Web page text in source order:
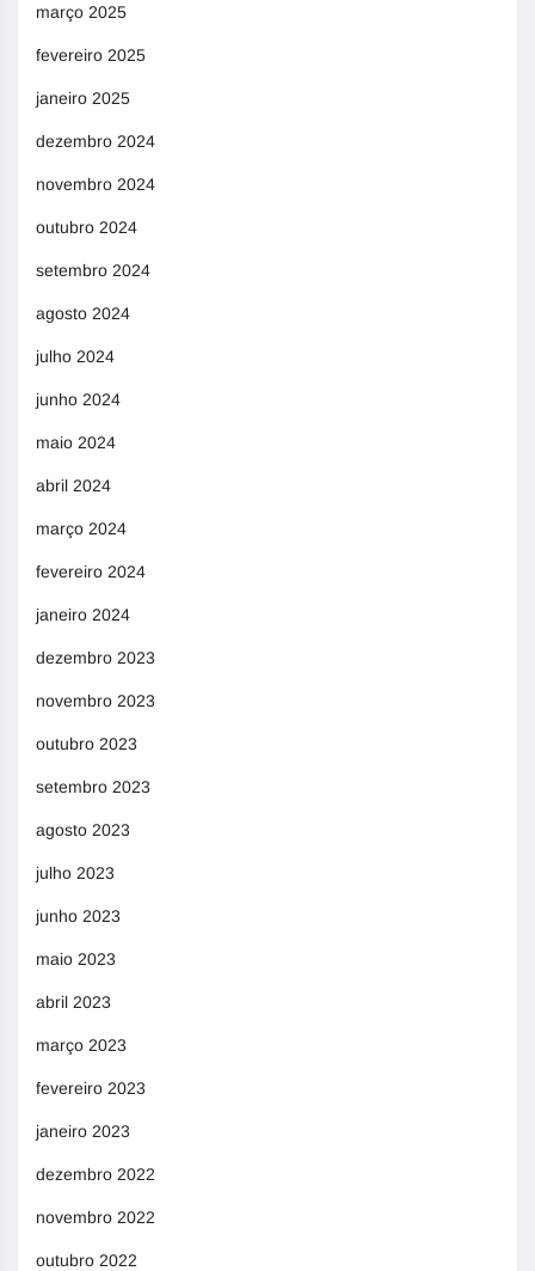
março 2025
fevereiro 2025
janeiro 2025
dezembro 2024
novembro 2024
outubro 2024
setembro 2024
agosto 2024
julho 2024
junho 2024
maio 2024
abril 2024
março 2024
fevereiro 2024
janeiro 2024
dezembro 2023
novembro 2023
outubro 2023
setembro 2023
agosto 2023
julho 2023
junho 2023
maio 2023
abril 2023
março 2023
fevereiro 2023
janeiro 2023
dezembro 2022
novembro 2022
outubro 2022